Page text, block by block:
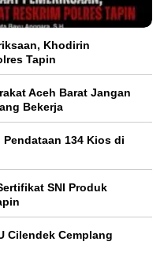
Khodirin
Tapin
Aceh Barat Jangan
Bekerja
134 Kios di
SNI Produk
Cilendek Cemplang